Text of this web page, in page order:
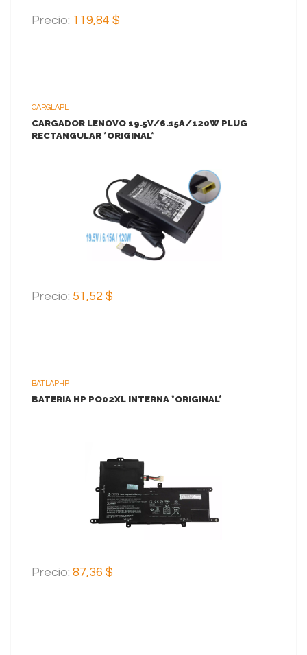
Precio: 119,84 $
CARGLAPL
CARGADOR LENOVO 19.5V/6.15A/120W PLUG
RECTANGULAR *ORIGINAL*
AGREGAR AL CARRITO
Precio: 51,52 $
BATLAPHP
BATERIA HP PO02XL INTERNA *ORIGINAL*
AGREGAR AL CARRITO
Precio: 87,36 $